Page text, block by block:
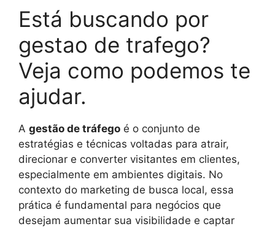
Está buscando por
gestao de trafego?
Veja como podemos te
ajudar.
A gestão de tráfego é o conjunto de
estratégias e técnicas voltadas para atrair,
direcionar e converter visitantes em clientes,
especialmente em ambientes digitais. No
contexto do marketing de busca local, essa
prática é fundamental para negócios que
desejam aumentar sua visibilidade e captar